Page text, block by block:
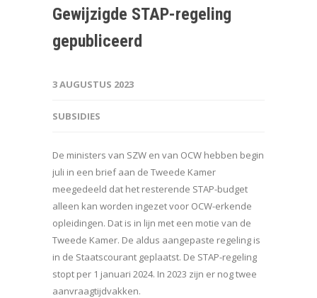
Gewijzigde STAP-regeling
gepubliceerd
3 AUGUSTUS 2023
SUBSIDIES
De ministers van SZW en van OCW hebben begin
juli in een brief aan de Tweede Kamer
meegedeeld dat het resterende STAP-budget
alleen kan worden ingezet voor OCW-erkende
opleidingen. Dat is in lijn met een motie van de
Tweede Kamer. De aldus aangepaste regeling is
in de Staatscourant geplaatst. De STAP-regeling
stopt per 1 januari 2024. In 2023 zijn er nog twee
aanvraagtijdvakken.